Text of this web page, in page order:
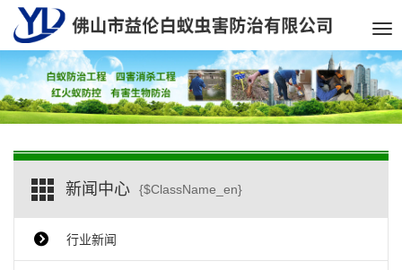
新闻中心 {$ClassName_en}
行业新闻